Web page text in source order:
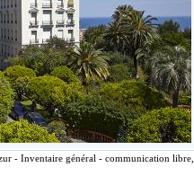
- Inventaire général - communication